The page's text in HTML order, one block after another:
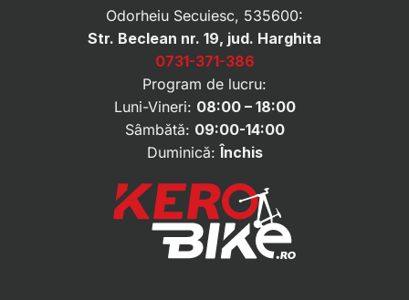
Odorheiu Secuiesc, 535600:
Str. Beclean nr. 19, jud. Harghita
0731-371-386
Program de lucru:
Luni-Vineri: 08:00 – 18:00
Sâmbătă: 09:00-14:00
Duminică:Închis